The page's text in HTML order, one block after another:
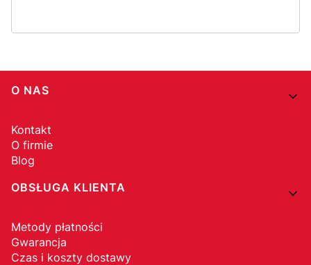
Linki w stopce
O NAS
Kontakt
O firmie
Blog
OBSŁUGA KLIENTA
Metody płatności
Gwarancja
Czas i koszty dostawy